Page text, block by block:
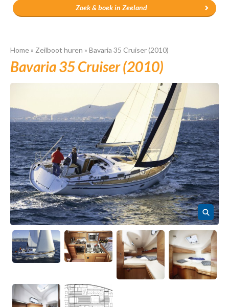
Zoek & boek in Zeeland
Home» Zeilboot huren » Bavaria 35 Cruiser (2010)
Bavaria 35 Cruiser (2010)